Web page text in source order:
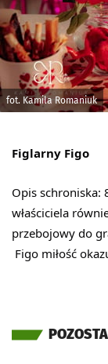
fot. Kamila Romaniuk
Figlarny Figo
Opis schroniska:
właściciela
przebojowy do
Figo miłość